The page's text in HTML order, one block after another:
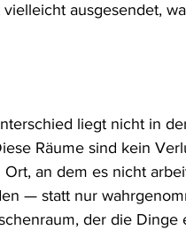
ausgesendet,
liegt nicht in
Räume sind kein
an dem es nicht
— statt nur
der die Dinge